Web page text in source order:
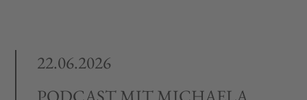
22.06.2026